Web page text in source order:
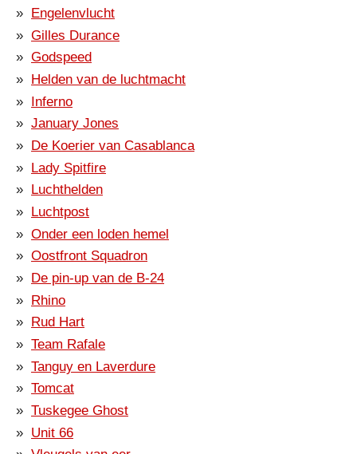
Engelenvlucht
Gilles Durance
Godspeed
Helden van de luchtmacht
Inferno
January Jones
De Koerier van Casablanca
Lady Spitfire
Luchthelden
Luchtpost
Onder een loden hemel
Oostfront Squadron
De pin-up van de B-24
Rhino
Rud Hart
Team Rafale
Tanguy en Laverdure
Tomcat
Tuskegee Ghost
Unit 66